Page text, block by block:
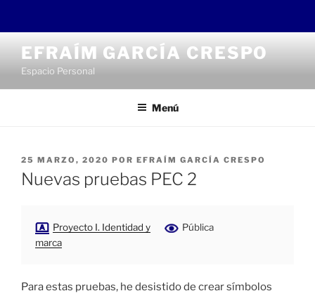
contenido
EFRAÍM GARCÍA CRESPO
Espacio Personal
Menú
PUBLICADO
EL
25 MARZO, 2020 POR EFRAÍM GARCÍA CRESPO
Nuevas pruebas PEC 2
Proyecto I. Identidad y
marca
Pública
Para estas pruebas, he desistido de crear símbolos